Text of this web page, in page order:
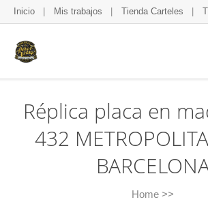
Inicio Mis trabajos Tienda Carteles
Réplica placa en
432
Home >>